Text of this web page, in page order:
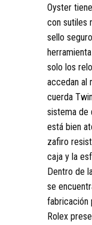
Oyster
con sutiles
sello
solo los
accedan al
cuerda
sistema de
está bien
zafiro
caja y la
Dentro de
se
fabricación
Rolex